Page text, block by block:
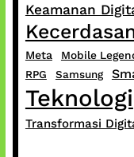
Keamanan
Meta Mobile
RPG Samsung
Teknologi
Transformasi